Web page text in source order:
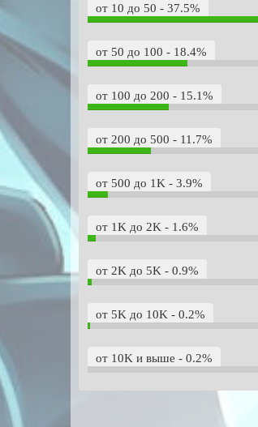
от 10 до 50 - 37.5%
от 50 до 100 - 18.4%
от 100 до 200 - 15.1%
от 200 до 500 - 11.7%
от 500 до 1K - 3.9%
от 1K до 2K - 1.6%
от 2K до 5K - 0.9%
от 5K до 10K - 0.2%
от 10K и выше - 0.2%